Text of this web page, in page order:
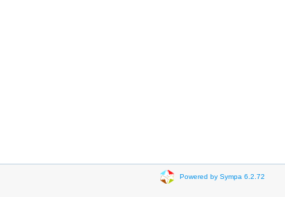
Powered by Sympa 6.2.72